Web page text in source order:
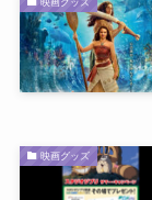
映画グッズ